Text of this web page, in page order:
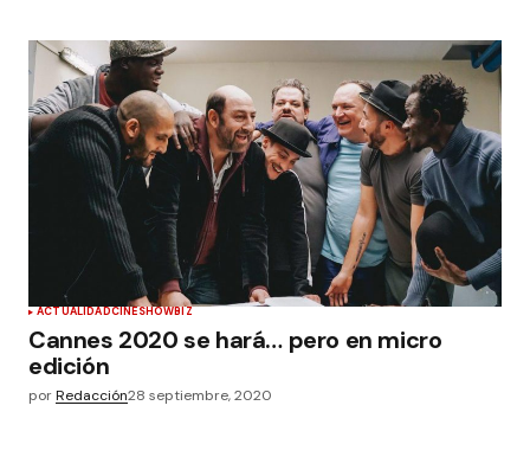
ACTUALIDADCINESHOWBIZ
Cannes 2020 se hará… pero en micro
edición
porRedacción28 septiembre, 2020